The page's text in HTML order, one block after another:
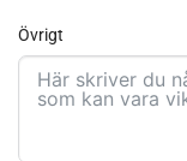
Övrigt